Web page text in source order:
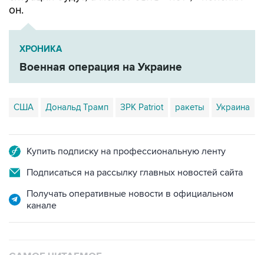
он.
ХРОНИКА
Военная операция на Украине
США Дональд Трамп ЗРК Patriot ракеты Украина
Купить подписку на профессиональную ленту
Подписаться на рассылку главных новостей сайта
Получать оперативные новости в официальном
канале